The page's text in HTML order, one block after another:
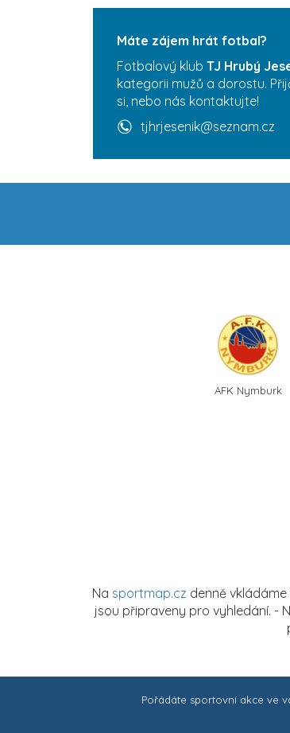
Máte zájem hrát fotbal?
Fotbalový klub TJ Hrubý
kategorii mužů a dorostu.
si, nebo nás kontaktujte!
tjhrjesenik@seznam.cz
AFK Nymburk
Na sportmap.cz denně
jsou připraveny pro vyhledání. -
Pořádáte sportovní akce ve